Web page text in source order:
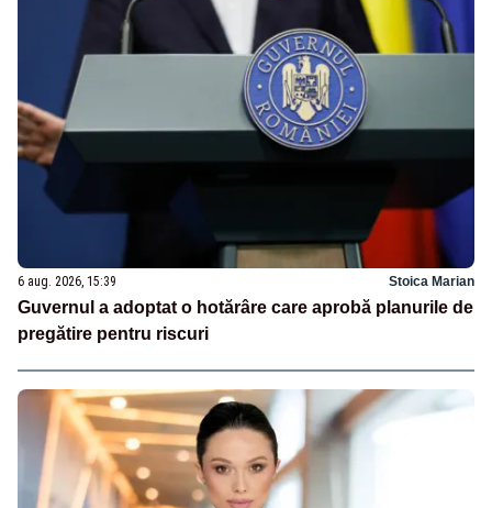
6 aug. 2026, 15:39 Stoica Marian
Guvernul a adoptat o hotărâre care aprobă planurile de
pregătire pentru riscuri